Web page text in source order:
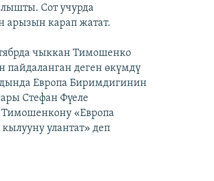
Сот учурда
карап жатат.
чыккан Тимошенко
пайдаланган деген өкүмдү
Европа Биримдигинин
Стефан Фүеле
Тимошенкону «Европа
улантат» деп